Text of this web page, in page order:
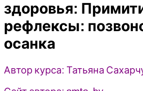
позвоночник
и
осанка
-
Сахарчук
здоровья:
рефлексы:
осанка
Автор курса: Татьяна